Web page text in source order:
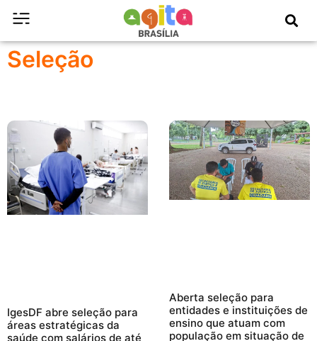
Seleção
IgesDF abre seleção para
áreas estratégicas da
saúde com salários de até
Aberta seleção para
entidades e instituições de
ensino que atuam com
população em situação de